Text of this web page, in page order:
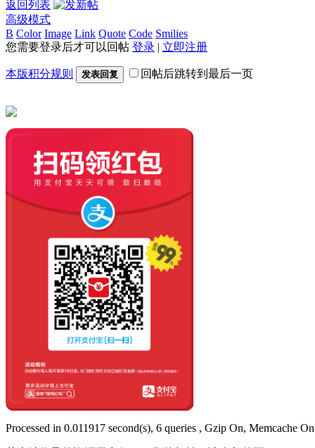
返回列表
高级模式
B Color Image Link Quote Code Smilies
您需要登录后才可以回帖 登录 | 立即注册
本版积分规则 发表回复 回帖后跳转到最后一页
Processed in 0.011917 second(s), 6 queries , Gzip On, Memcache